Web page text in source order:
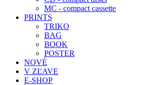
MC - compact cassette
PRINTS
TRIKO
BAG
BOOK
POSTER
NOVÉ
V ZĽAVE
E-SHOP